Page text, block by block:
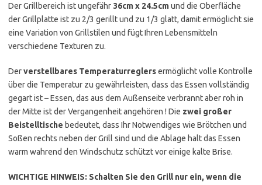
Der Grillbereich ist ungefähr 36cm x 24.5cmund die Oberfläche
der Grillplatte ist zu 2/3 gerillt und zu 1/3 glatt, damit ermöglicht sie
eine Variation von Grillstilen und fügt Ihren Lebensmitteln
verschiedene Texturen zu.
Derverstellbares Temperaturreglersermöglicht volle Kontrolle
über die Temperatur zu gewährleisten, dass das Essen vollständig
gegart ist – Essen, das aus dem Außenseite verbrannt aber roh in
der Mitte ist der Vergangenheit angehören ! Die zwei großer
Beistelltische bedeutet, dass Ihr Notwendiges wie Brötchen und
Soßen rechts neben der Grill sind und die Ablage halt das Essen
warm wahrend den Windschutz schützt vor einige kalte Brise.
WICHTIGE HINWEIS: Schalten Sie den Grill nur ein, wenn die